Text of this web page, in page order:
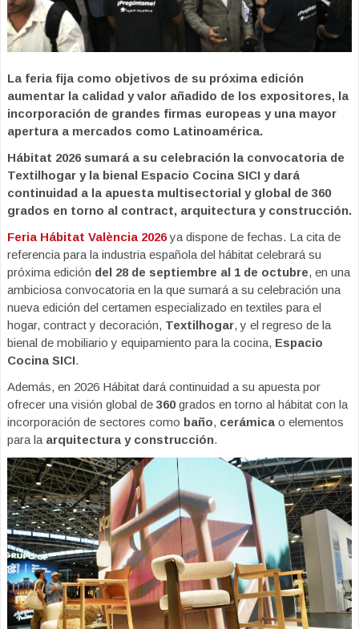
La feria fija como objetivos de su próxima edición
aumentar la calidad y valor añadido de los expositores, la
incorporación de grandes firmas europeas y una mayor
apertura a mercados como Latinoamérica.
Hábitat 2026 sumará a su celebración la convocatoria de
Textilhogar y la bienal Espacio Cocina SICI y dará
continuidad a la apuesta multisectorial y global de 360
grados en torno al contract, arquitectura y construcción.
Feria Hábitat València 2026ya dispone de fechas. La cita de
referencia para la industria española del hábitat celebrará su
próxima edición del 28 de septiembre al 1 de octubre, en una
ambiciosa convocatoria en la que sumará a su celebración una
nueva edición del certamen especializado en textiles para el
hogar, contract y decoración, Textilhogar, y el regreso de la
bienal de mobiliario y equipamiento para la cocina, Espacio
Cocina SICI.
Además, en 2026 Hábitat dará continuidad a su apuesta por
ofrecer una visión global de 360grados en torno al hábitat con la
incorporación de sectores como baño, cerámica o elementos
para la arquitectura y construcción.